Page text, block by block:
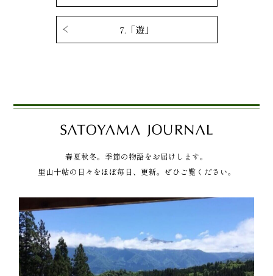
7.「遊」
春夏秋冬。季節の物語をお届けします。
里山十帖の日々をほぼ毎日、更新。ぜひご覧ください。